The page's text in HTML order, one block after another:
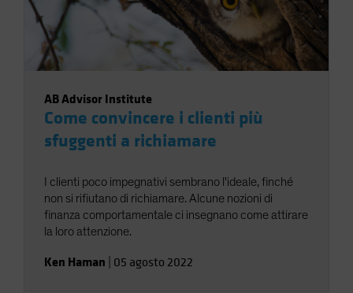
AB Advisor Institute
Come convincere i clienti più
sfuggenti a richiamare
I clienti poco impegnativi sembrano l'ideale, finché
non si rifiutano di richiamare. Alcune nozioni di
finanza comportamentale ci insegnano come attirare
la loro attenzione.
Ken Haman 05 agosto 2022